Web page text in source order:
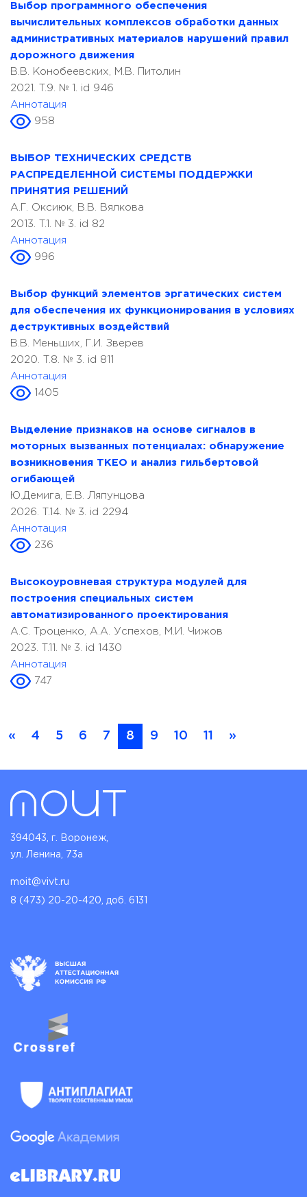
Выбор программного обеспечения
вычислительных комплексов обработки данных
административных материалов нарушений правил
дорожного движения
В.В. Конобеевских, М.В. Питолин
2021. T.9. № 1. id 946
Аннотация
958
ВЫБОР ТЕХНИЧЕСКИХ СРЕДСТВ
РАСПРЕДЕЛЕННОЙ СИСТЕМЫ ПОДДЕРЖКИ
ПРИНЯТИЯ РЕШЕНИЙ
А.Г. Оксиюк, В.В. Вялкова
2013. T.1. № 3. id 82
Аннотация
996
Выбор функций элементов эргатических систем
для обеспечения их функционирования в условиях
деструктивных воздействий
В.В. Меньших, Г.И. Зверев
2020. T.8. № 3. id 811
Аннотация
1405
Выделение признаков на основе сигналов в
моторных вызванных потенциалах: обнаружение
возникновения TKEO и анализ гильбертовой
огибающей
Ю.Демига, Е.В. Ляпунцова
2026. T.14. № 3. id 2294
Аннотация
236
Высокоуровневая структура модулей для
построения специальных систем
автоматизированного проектирования
А.С. Троценко, А.А. Успехов, М.И. Чижов
2023. T.11. № 3. id 1430
Аннотация
747
« 4 5 6 7 8 9 10 11 »
394043, г. Воронеж,
ул. Ленина, 73а
moit@vivt.ru
8 (473) 20-20-420, доб. 6131